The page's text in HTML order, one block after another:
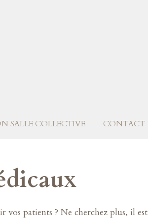
SALLE COLLECTIVE CONTACT
vos patients ? Ne cherchez plus, il est